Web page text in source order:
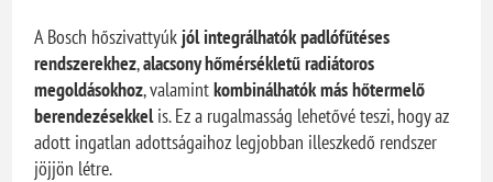
A Bosch hőszivattyúkjól integrálhatók padlófűtéses
rendszerekhez,alacsony hőmérsékletű radiátoros
megoldásokhoz, valamintkombinálhatók más hőtermelő
berendezésekkelis. Ez a rugalmasság lehetővé teszi, hogy az
adott ingatlan adottságaihoz legjobban illeszkedő rendszer
jöjjön létre.